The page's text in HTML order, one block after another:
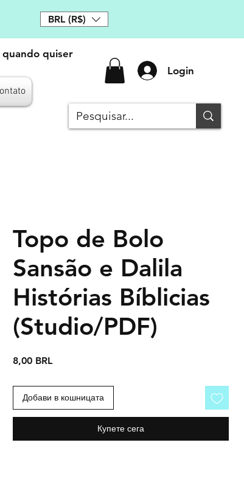
BRL (R$)
quiser
Login
Topo de Bolo
Sansão e Dalila
Histórias Bíblicias
(Studio/PDF)
8,00 BRLЦена
Добави в кошницата
Купете сега